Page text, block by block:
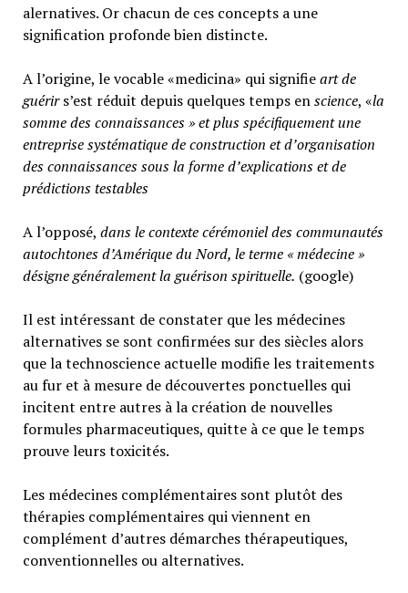
alernatives. Or chacun de ces concepts a une
signification profonde bien distincte.
A l’origine, le vocable «medicina» qui signifieart de
guérirs’est réduit depuis quelques temps enscience, «la
somme des connaissances » et plus spécifiquement une
entreprise systématique de construction et d’organisation
des connaissances sous la forme d’explications et de
prédictions testables
A l’opposé, dans le contexte cérémoniel des communautés
autochtones d’Amérique du Nord, le terme « médecine »
désigne généralementla guérison spirituelle. (google)
Il est intéressant de constater que les médecines
alternatives se sont confirmées sur des siècles alors
que la technoscience actuelle modifie les traitements
au fur et à mesure de découvertes ponctuelles qui
incitent entre autres à la création de nouvelles
formules pharmaceutiques, quitte à ce que le temps
prouve leurs toxicités.
Les médecines complémentaires sont plutôt des
thérapies complémentaires qui viennent en
complément d’autres démarches thérapeutiques,
conventionnelles ou alternatives.